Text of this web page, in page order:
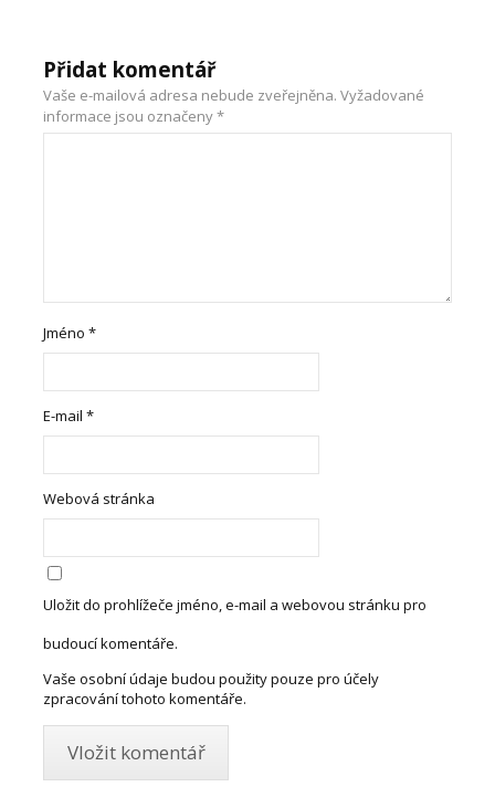
Přidat komentář
Vaše e-mailová adresa nebude zveřejněna. Vyžadované
informace jsou označeny*
Jméno*
E-mail*
Webová stránka
Uložit do prohlížeče jméno, e-mail a webovou stránku pro
budoucí komentáře.
Vaše osobní údaje budou použity pouze pro účely
zpracování tohoto komentáře.